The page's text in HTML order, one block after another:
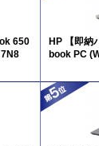
650
7N8
HP 【即納
book PC